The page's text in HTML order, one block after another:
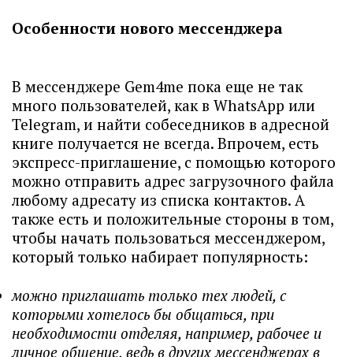
Особенности нового мессенджера
В мессенджере Gem4me пока еще не так
много пользователей, как в WhatsApp или
Telegram, и найти собеседников в адресной
книге получается не всегда. Впрочем, есть
экспресс-приглашение, с помощью которого
можно отправить адрес загрузочного файла
любому адресату из списка контактов. А
также есть и положительные стороны в том,
чтобы начать пользоваться мессенджером,
который только набирает популярность:
можно приглашать только тех людей, с
которыми хотелось бы общаться, при
необходимости отделяя, например, рабочее и
личное общение, ведь в других мессенджерах в